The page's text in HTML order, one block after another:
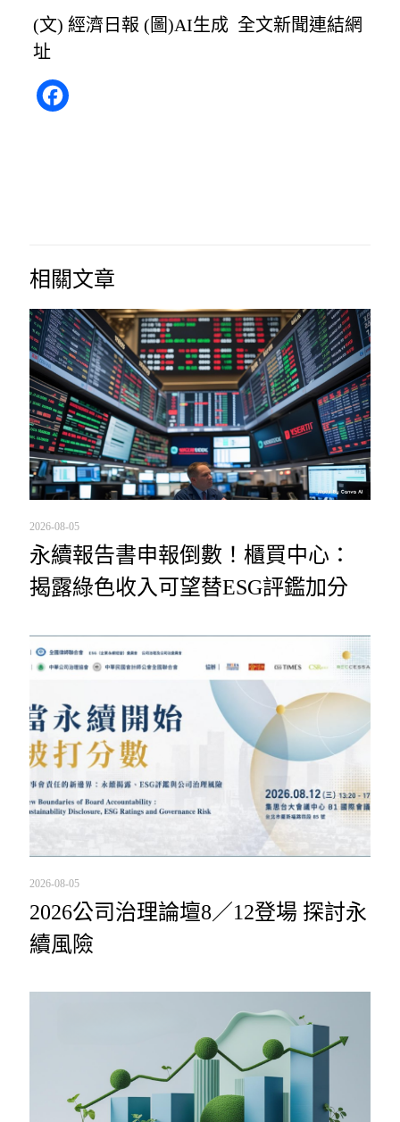
(文) 經濟日報 (圖)AI生成 全文新聞連結網
址
Facebook
相關文章
2026-08-05
永續報告書申報倒數！櫃買中心：
揭露綠色收入可望替ESG評鑑加分
2026-08-05
2026公司治理論壇8／12登場 探討永
續風險